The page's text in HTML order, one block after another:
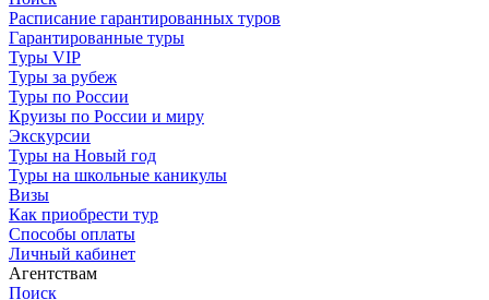
Расписание гарантированных туров
Гарантированные туры
Туры VIP
Туры за рубеж
Туры по России
Круизы по России и миру
Экскурсии
Туры на Новый год
Туры на школьные каникулы
Визы
Как приобрести тур
Способы оплаты
Личный кабинет
Агентствам
Поиск